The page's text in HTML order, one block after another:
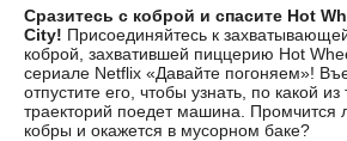
Сразитесь с коброй и спасите Hot
City! Присоединяйтесь к
коброй, захватившей пиццерию Hot
сериале Netflix «Давайте погоняем»!
отпустите его, чтобы узнать, по какой
траекторий поедет машина. Промчится
кобры и окажется в мусорном баке?